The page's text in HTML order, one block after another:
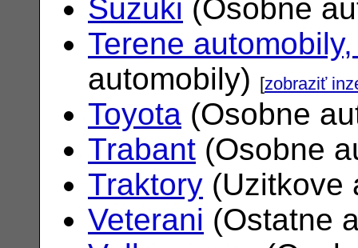
Suzuki (Osobne
Terene
automobily)
[zobraziť
Toyota (Osobne
Trabant (Osobne
Traktory (Uzitkove
Veterani (Ostatne